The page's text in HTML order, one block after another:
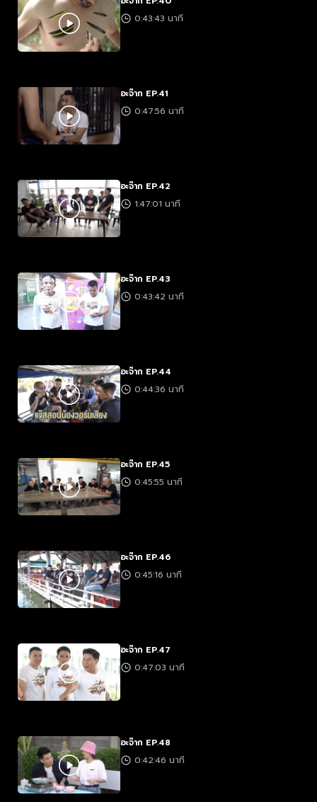
0:43:43 นาที
อะจ๊าก EP.41
0:47:56 นาที
อะจ๊าก EP.42
1:47:01 นาที
อะจ๊าก EP.43
0:43:42 นาที
อะจ๊าก EP.44
0:44:36 นาที
อะจ๊าก EP.45
0:45:55 นาที
อะจ๊าก EP.46
0:45:16 นาที
อะจ๊าก EP.47
0:47:03 นาที
อะจ๊าก EP.48
0:42:46 นาที